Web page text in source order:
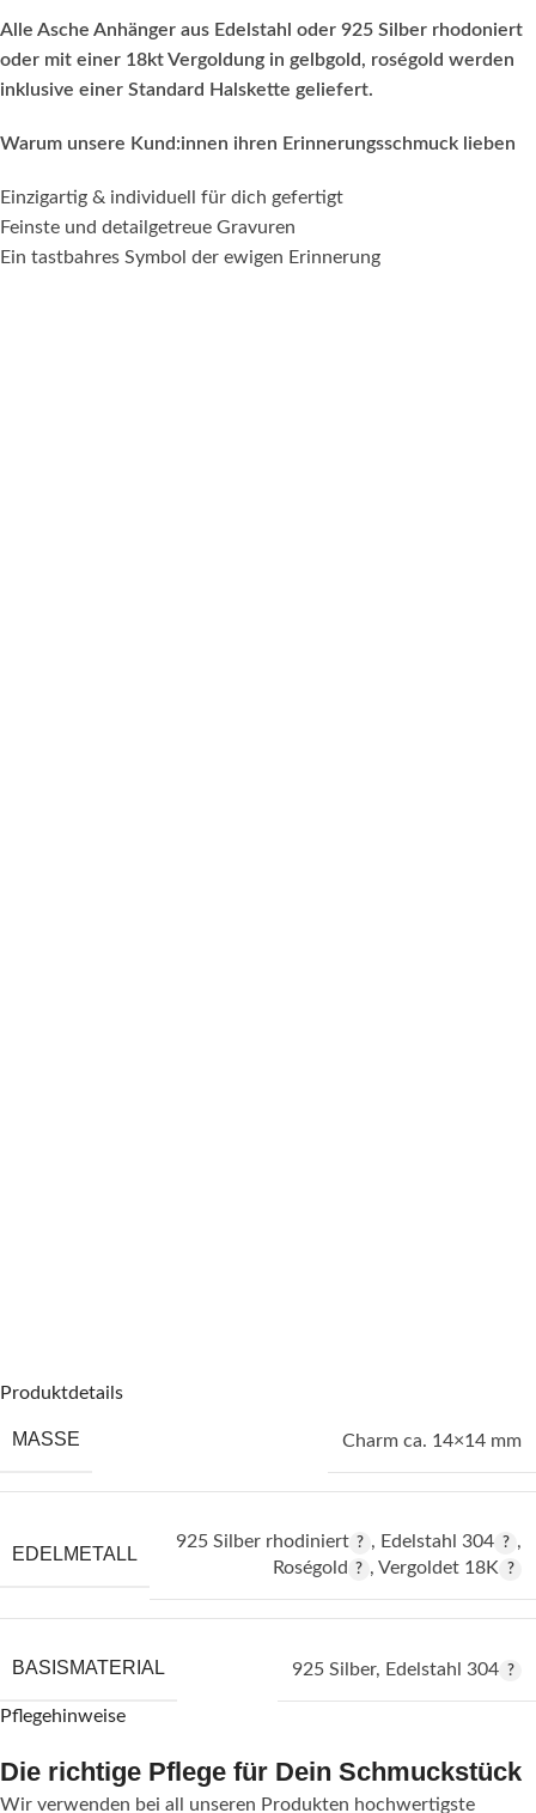
Alle Asche Anhänger aus Edelstahl oder 925 Silber rhodoniert
oder mit einer 18kt Vergoldung in gelbgold, roségold werden
inklusive einer Standard Halskette geliefert.
Warum unsere Kund:innen ihren Erinnerungsschmuck lieben
Einzigartig & individuell für dich gefertigt
Feinste und detailgetreue Gravuren
Ein tastbahres Symbol der ewigen Erinnerung
Produktdetails
MASSE Charm ca. 14×14 mm
EDELMETALL
925 Silber rhodiniert , Edelstahl 304
,
Roségold
,Vergoldet 18K
BASISMATERIAL 925 Silber, Edelstahl 304
Pflegehinweise
Die richtige Pflege für Dein Schmuckstück
Wir verwenden bei all unseren Produkten hochwertigste